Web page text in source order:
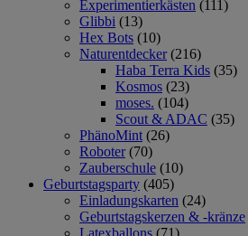
Experimentierkästen (111)
Glibbi (13)
Hex Bots (10)
Naturentdecker (216)
Haba Terra Kids (35)
Kosmos (23)
moses. (104)
Scout & ADAC (35)
PhänoMint (26)
Roboter (70)
Zauberschule (10)
Geburtstagsparty (405)
Einladungskarten (24)
Geburtstagskerzen & -kränze
Latexballons (71)